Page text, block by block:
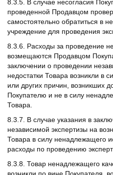
8.3.5. В случае несогласия
проведенной Продавцом
самостоятельно обратиться в
учреждение для проведения
8.3.6. Расходы за проведение
возмещаются Продавцом
заключении о проведении
недостатки Товара возникли в
или других причин, возникших
Покупателю и не в силу
Товара.
8.3.7. В случае указания в
независимой экспертизы на
Товара в силу ненадлежащего
расходы по проведению
8.3.8. Товар ненадлежащего